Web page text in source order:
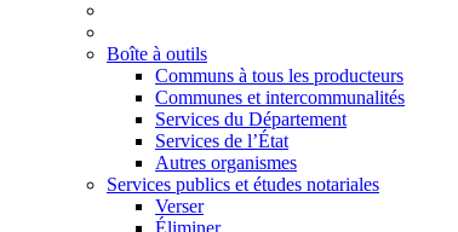
Boîte à outils
Communs à tous les producteurs
Communes et intercommunalités
Services du Département
Services de l’État
Autres organismes
Services publics et études notariales
Verser
Éliminer